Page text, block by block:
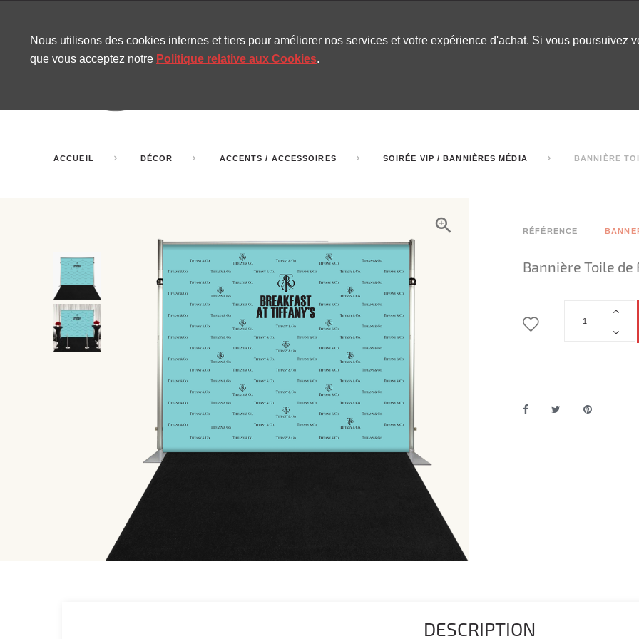
ACCUEIL DÉCOR ACCENTS / ACCESSOIRES SOIRÉE VIP / BANNIÈRES MÉDIA BANNIÈRE
RÉFÉRENCE
Bannière Toile
DESCRIPTION
Nous utilisons des cookies internes et tiers pour améliorer nos services et votre expérience d'achat. Si vous poursuivez
que vous acceptez notre Politique relative aux Cookies.